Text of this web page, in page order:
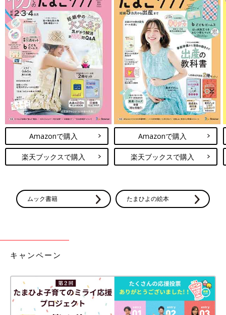
め、夫には『もしかして脳の大きな病気かもしれない』とは、怖
くて言えませんでした。
CT検査と脳のMRI検査をしたところ、医師から『脳幹に何かある
から、すぐにこども専門の大きな病院（以下こども病院）に行っ
てほしい』と言われて、紹介状を書いてもらい、その日のうちに
こども病院に行きました」（理絵さん）
小児脳幹グリオーマと判明。医師からは「ほとんど
の子が1年以内に亡くなる」との説明が
Amazonで購入
楽天ブックスで購入
Amazonで購入
楽天ブックスで購入
ムック書籍 たまひよの絵本
キャンペーン